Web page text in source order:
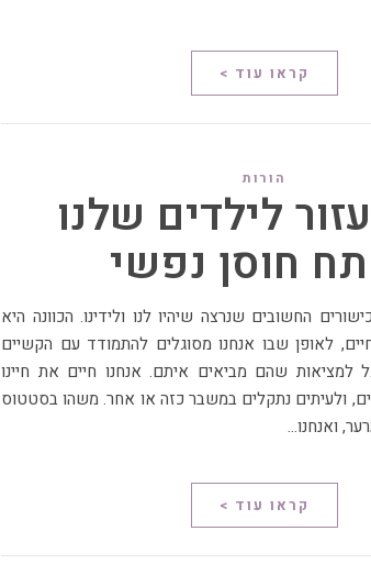
קראו עוד >
הורות
לילדים שלנו
חוסן נפשי
לאופן שבו אנחנו מסוגלים להתמודד עם הקשיים
למציאות שהם מביאים איתם. אנחנו חיים את חיינו
ולעיתים נתקלים במשבר כזה או אחר. משהו בסטטוס
ואנחנו…
קראו עוד >